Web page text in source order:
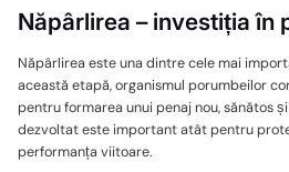
Năpârlirea – investiția în
Năpârlirea este una dintre cele mai
această etapă, organismul porumbeilor
pentru formarea unui penaj nou, sănătos
dezvoltat este important atât pentru
performanța viitoare.